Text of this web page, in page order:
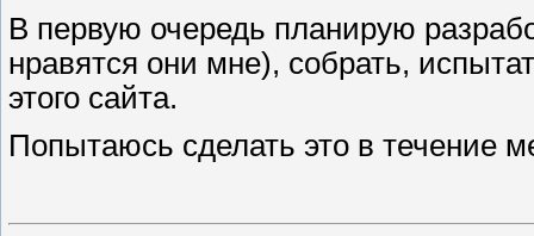
В первую очередь планирую
нравятся они мне), собрать,
этого сайта.
Попытаюсь сделать это в течение